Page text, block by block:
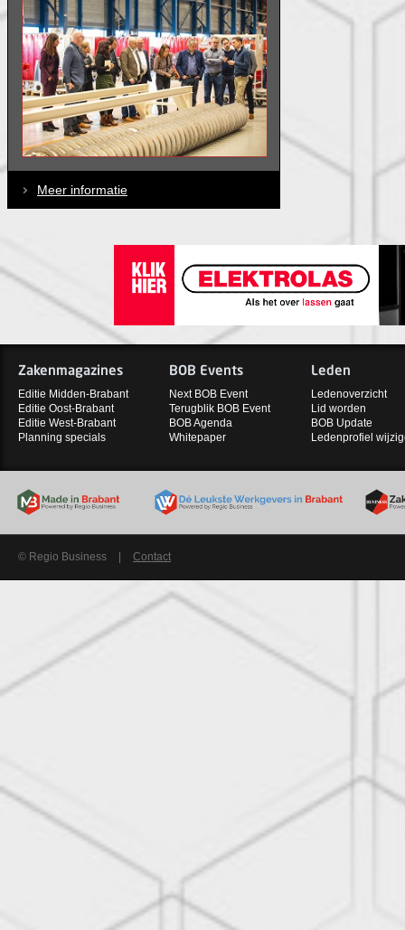
Meer informatie
Zakenmagazines
Editie Midden-Brabant
Editie Oost-Brabant
Editie West-Brabant
Planning specials
BOB Events
Next BOB Event
Terugblik BOB Event
BOB Agenda
Whitepaper
Leden
Ledenoverzicht
Lid worden
BOB Update
Ledenprofiel
© Regio Business Contact